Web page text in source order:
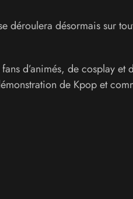
déroulera désormais sur
d’animés, de cosplay et
de Kpop et